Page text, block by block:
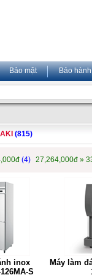
Bảo mật Bảo hành
(815)
(4) 27,264,000đ »
inox
S
Máy làm